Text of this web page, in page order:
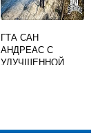
ГТА САН
АНДРЕАС С
УЛУЧШЕННОЙ